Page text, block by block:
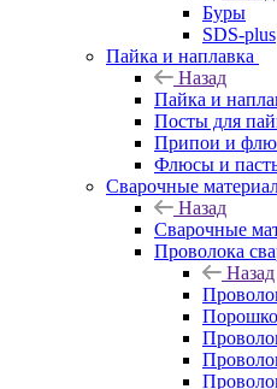
Буры
SDS-plus
Пайка и наплавка
Назад
Пайка и
Посты для
Припои и
Флюсы и
Сварочные
Назад
Сварочные
Проволока
Назад